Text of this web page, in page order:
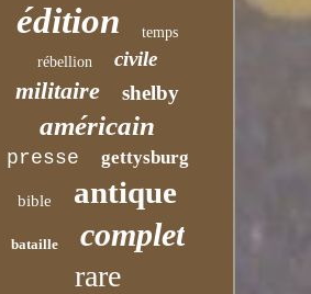
édition
temps
rébellion
civile
militaire shelby
américain
presse gettysburg
bible antique
bataille complet
rare